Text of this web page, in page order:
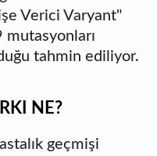
Verici Varyant"
mutasyonları
tahmin ediliyor.
NE?
geçmişi